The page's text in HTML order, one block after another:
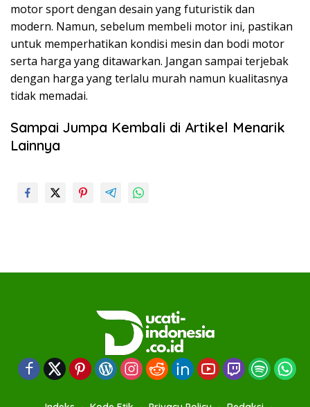
motor sport dengan desain yang futuristik dan
modern. Namun, sebelum membeli motor ini, pastikan
untuk memperhatikan kondisi mesin dan bodi motor
serta harga yang ditawarkan. Jangan sampai terjebak
dengan harga yang terlalu murah namun kualitasnya
tidak memadai.
Sampai Jumpa Kembali di Artikel Menarik
Lainnya